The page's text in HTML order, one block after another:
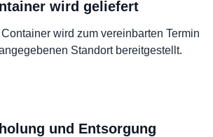
wird geliefert
Container wird zum vereinbarten Termin
Standort bereitgestellt.
und Entsorgung